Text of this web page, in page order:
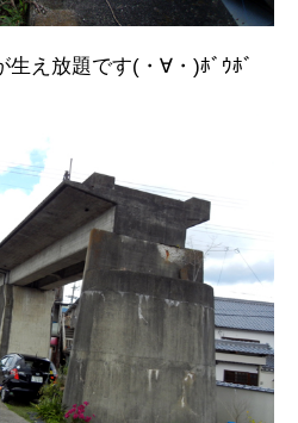
え放題です(・∀・)ﾎﾞｳﾎﾞ